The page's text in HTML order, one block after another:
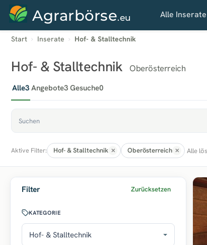
Agrarbörse.eu Alle Inserate
Start Inserate Hof- & Stalltechnik
Hof- & Stalltechnik Oberösterreich
Alle3 Angebote3 Gesuche0
Aktive Filter: Hof- & Stalltechnik Oberösterreich Alle
Filter Zurücksetzen
KATEGORIE
Hof- & Stalltechnik